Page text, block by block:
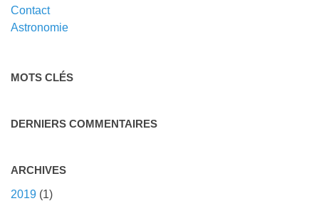
Contact
Astronomie
MOTS CLÉS
DERNIERS COMMENTAIRES
ARCHIVES
2019 (1)